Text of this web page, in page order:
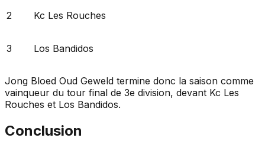
2 Kc Les Rouches
3 Los Bandidos
Jong Bloed Oud Geweld termine donc la saison comme
vainqueur du tour final de 3e division, devant Kc Les
Rouches et Los Bandidos.
Conclusion